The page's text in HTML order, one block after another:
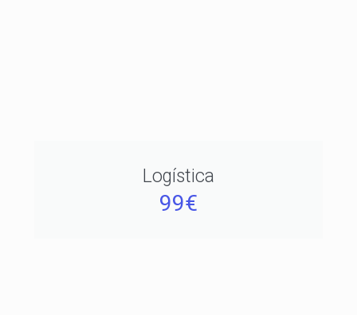
Logística
99€